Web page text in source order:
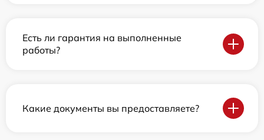
Есть ли гарантия на выполненные
работы?
Какие документы вы предоставляете?